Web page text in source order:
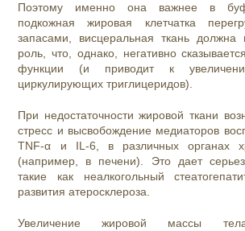
Поэтому именно она важнее в
подкожная жировая клетчатка
запасами, висцеральная ткань
роль, что, однако, негативно
функции (и приводит к
циркулирующих триглицеридов).
При недостаточности жировой ткани
стресс и высвобождение медиаторов
TNF-α и IL-6, в различных органах
(например, в печени). Это дает
такие как неалкогольный
развития атеросклероза.
Увеличение жировой массы